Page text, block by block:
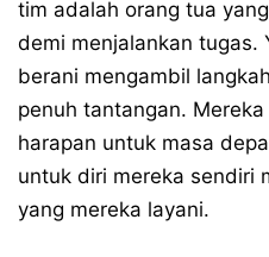
tim adalah orang tua
demi menjalankan tugas.
berani mengambil
penuh tantangan.
harapan untuk masa
untuk diri mereka sendiri
yang mereka layani.